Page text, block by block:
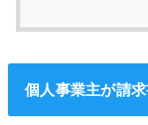
個人事業主が請